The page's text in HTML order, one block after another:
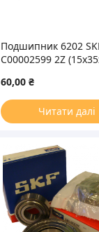
Подшипник 6202
C00002599 2Z
60,00 ₴
Читати далі